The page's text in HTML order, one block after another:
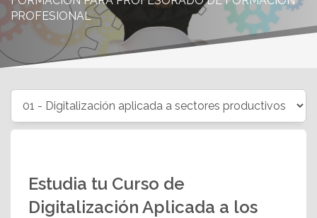
PROFESIONAL
Estudia tu Curso de
Digitalización Aplicada a los